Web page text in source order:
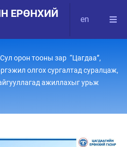
ЕРӨНХИЙ
en
орон тооны зар “Цагдаа”,
олгох сургалтад суралцаж,
ажиллахыг урьж